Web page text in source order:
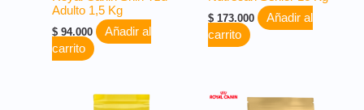
Adulto 1,5 Kg
$94.000
Añadir al
carrito
$173.000
Añadir al
carrito